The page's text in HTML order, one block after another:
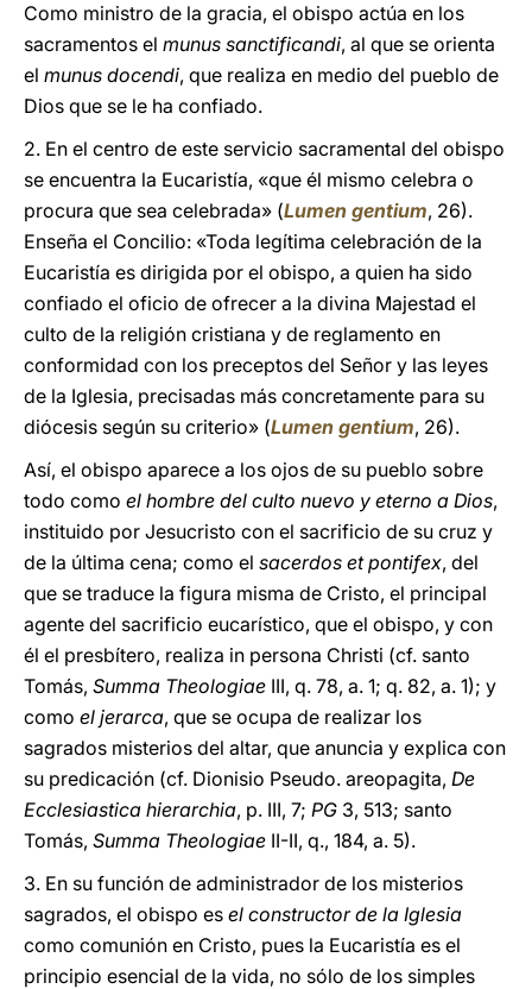
Como ministro de la gracia, el obispo actúa en los
sacramentos el munus sanctificandi, al que se orienta
el munus docendi, que realiza en medio del pueblo de
Dios que se le ha confiado.
2. En el centro de este servicio sacramental del obispo
se encuentra la Eucaristía, «que él mismo celebra o
procura que sea celebrada» (Lumen gentium, 26).
Enseña el Concilio: «Toda legítima celebración de la
Eucaristía es dirigida por el obispo, a quien ha sido
confiado el oficio de ofrecer a la divina Majestad el
culto de la religión cristiana y de reglamento en
conformidad con los preceptos del Señor y las leyes
de la Iglesia, precisadas más concretamente para su
diócesis según su criterio» (Lumen gentium, 26).
Así, el obispo aparece a los ojos de su pueblo sobre
todo como el hombre del culto nuevo y eterno a Dios,
instituido por Jesucristo con el sacrificio de su cruz y
de la última cena; como el sacerdos et pontifex, del
que se traduce la figura misma de Cristo, el principal
agente del sacrificio eucarístico, que el obispo, y con
él el presbítero, realiza in persona Christi (cf. santo
Tomás, Summa Theologiae III, q. 78, a. 1; q. 82, a. 1); y
como el jerarca, que se ocupa de realizar los
sagrados misterios del altar, que anuncia y explica con
su predicación (cf. Dionisio Pseudo. areopagita, De
Ecclesiastica hierarchia, p. III, 7; PG 3, 513; santo
Tomás, Summa Theologiae II-II, q., 184, a. 5).
3. En su función de administrador de los misterios
sagrados, el obispo es el constructor de la Iglesia
como comunión en Cristo, pues la Eucaristía es el
principio esencial de la vida, no sólo de los simples